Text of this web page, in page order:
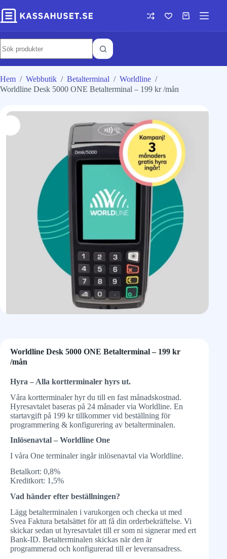
Hem / Webbutik / Betalterminal / Worldline /
Worldline Desk 5000 ONE Betalterminal – 199 kr /mån
Worldline Desk 5000 ONE Betalterminal – 199 kr
/mån
Hyra – Alla kortterminaler hyrs ut.
Våra kortterminaler hyr du till en fast månadskostnad.
Hyresavtalet baseras på 24 månader via Worldline. En
startavgift på 199 kr tillkommer vid beställning för
programmering & konfigurering av betalterminalen.
Inlösenavtal – Worldline One
I våra One terminaler ingår inlösenavtal via Worldline.
Betalkort: 0,8%
Kreditkort: 1,5%
Vad händer efter beställningen?
Lägg betalterminalen i varukorgen och checka ut med
Svea Faktura betalsättet för att få din orderbekräftelse. Vi
skickar sedan ut hyresavtalet till er som ni signerar med ert
Bank-ID. Betalterminalen skickas när den är
programmerad och konfigurerad till er leveransadress.